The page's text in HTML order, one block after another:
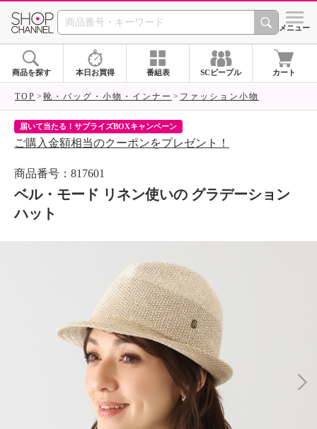
SHOP CHANNEL シメニュー
商品を探す 本日お買得 番組表 SCピープル カート
TOP 靴・バッグ・小物・インナー ファッション小物
届いて当たる！サプライズBOXキャンペーン
ご購入金額相当のクーポンをプレゼント！
商品番号：817601
ベル・モード リネン使いの グラデーション
ハット